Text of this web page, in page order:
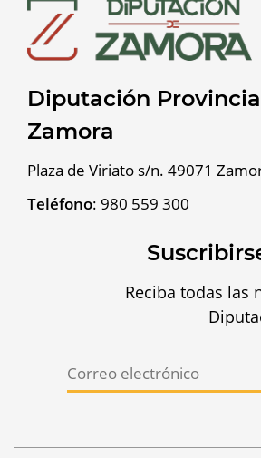
Diputación
Zamora
Plaza de Viriato s/n. 49071
Teléfono: 980 559 300
Reciba todas las